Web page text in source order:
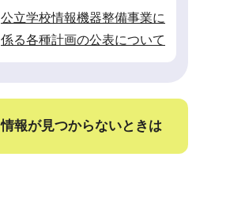
公立学校情報機器整備事業に
係る各種計画の公表について
情報が見つからないときは